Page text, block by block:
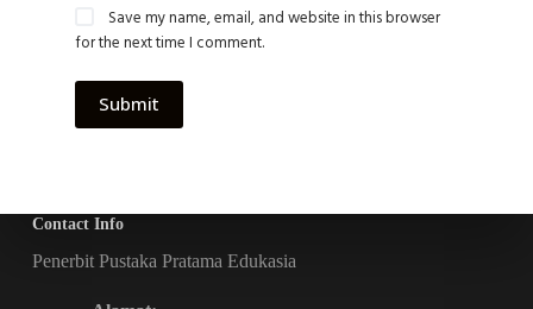
Save my name, email, and website in this browser
for the next time I comment.
Submit
Contact Info
Penerbit Pustaka Pratama Edukasia